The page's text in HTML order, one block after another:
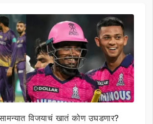
विजयाचं खातं कोण उघडणार?